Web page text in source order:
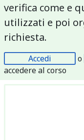
verifica come e
utilizzati e poi
richiesta.
Accedi o
accedere al corso